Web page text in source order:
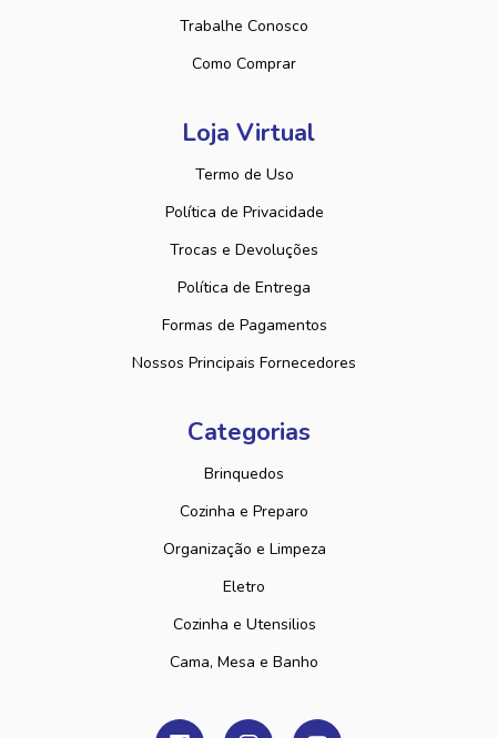
Trabalhe Conosco
Como Comprar
Loja Virtual
Termo de Uso
Política de Privacidade
Trocas e Devoluções
Política de Entrega
Formas de Pagamentos
Nossos Principais Fornecedores
Categorias
Brinquedos
Cozinha e Preparo
Organização e Limpeza
Eletro
Cozinha e Utensilios
Cama, Mesa e Banho